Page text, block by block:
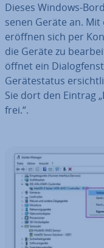
Dieses Windows-
se­nen Geräte an.
eröffnen sich per
die Geräte zu
öffnet ein
Ge­rä­te­sta­tus
Sie dort den Eintrag
frei.“.